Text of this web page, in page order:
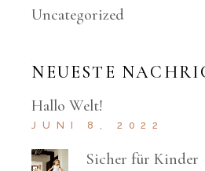
Uncategorized
NEUESTE
Hallo Welt!
JUNI 8, 2022
Sicher für Kinder